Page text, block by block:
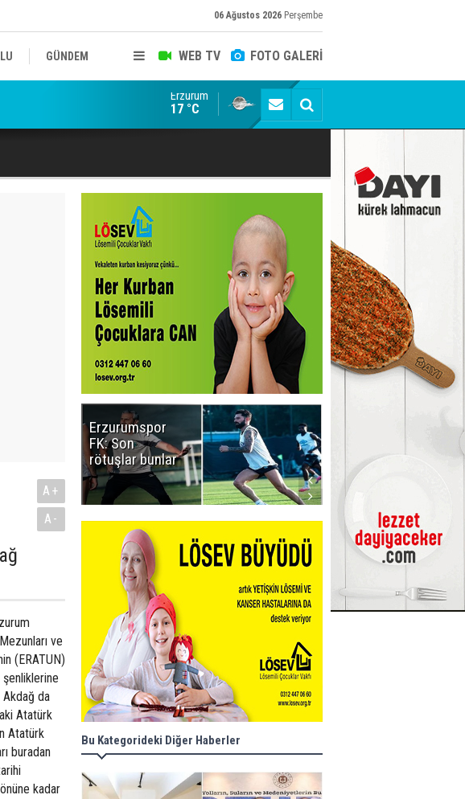
06 Ağustos 2026 Perşembe
WEB TV FOTO GALERİ
GÜNDEM
Erzurumspor FK: Son rötuşlar bunlar
Erzurum
17 °C
A+
A-
ve
(ERATUN)
Akdağ da
Atatürk
Atatürk
buradan
kadar
Erzurumspor
FK: Son
rötuşlar bunlar
Bu Kategorideki Diğer Haberler